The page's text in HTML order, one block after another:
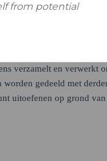
from potential